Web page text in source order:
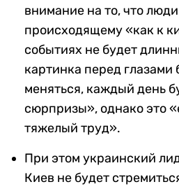
внимание на то, что
происходящему «как к
событиях не будет
картинка перед глазами
меняться, каждый день
сюрпризы», однако это
тяжелый труд».
При этом украинский
Киев не будет